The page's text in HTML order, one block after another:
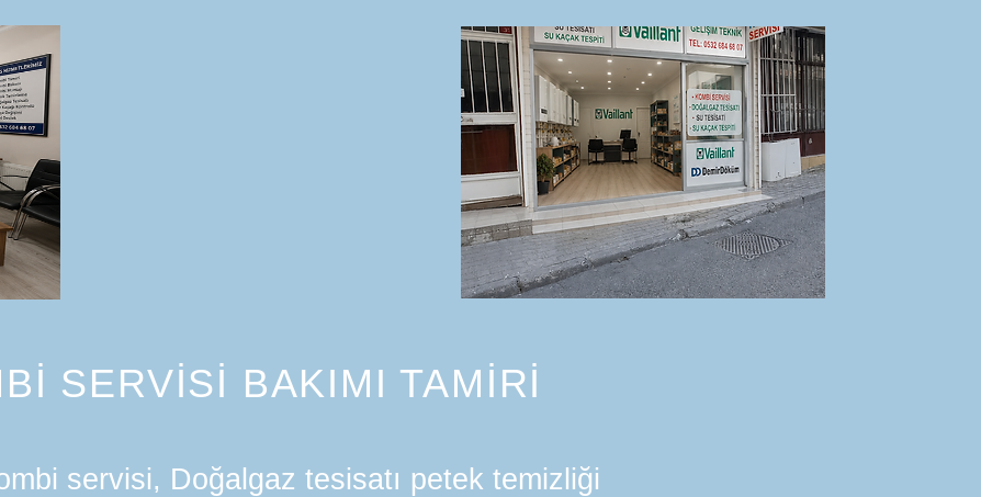
SERVİSİ BAKIMI TAMİRİ
servisi, Doğalgaz tesisatı petek temizliği